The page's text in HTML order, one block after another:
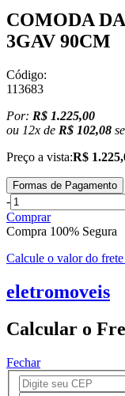
COMODA
3GAV 90CM
Código:
113683
Por: R$ 1.225,00
ou 12x de R$ 102,08
Preço a vista:R$
Formas de Pagamento
-
Comprar
Compra 100% Segura
Calcule o valor do frete
eletromoveis
Calcular o
Fechar